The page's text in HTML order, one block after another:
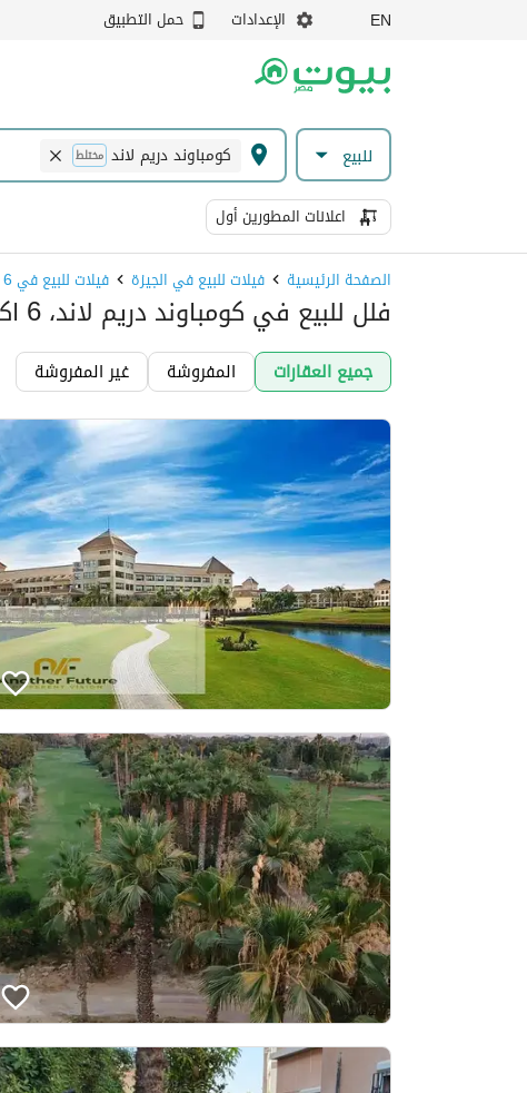
EN الإعدادات حمل التطبيق
للبيع كومباوند دريم لاند مختلط
اعلانات المطورين أول
الصفحة الرئيسية فيلات للبيع في الجيزة فيلات للبيع في 6 اكتوبر
فلل للبيع في كومباوند دريم لاند، 6 اكتوبر
جميع العقارات المفروشة غير المفروشة